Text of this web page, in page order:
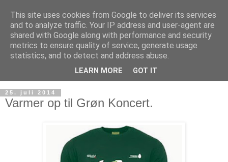
25. juli 2014
Varmer op til Grøn Koncert.
This site uses cookies from Google to deliver its services
and to analyze traffic. Your IP address and user-agent are
shared with Google along with performance and security
metrics to ensure quality of service, generate usage
statistics, and to detect and address abuse.
LEARN MORE GOT IT